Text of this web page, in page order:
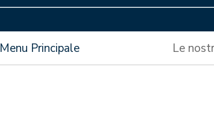
Menu Principale Le